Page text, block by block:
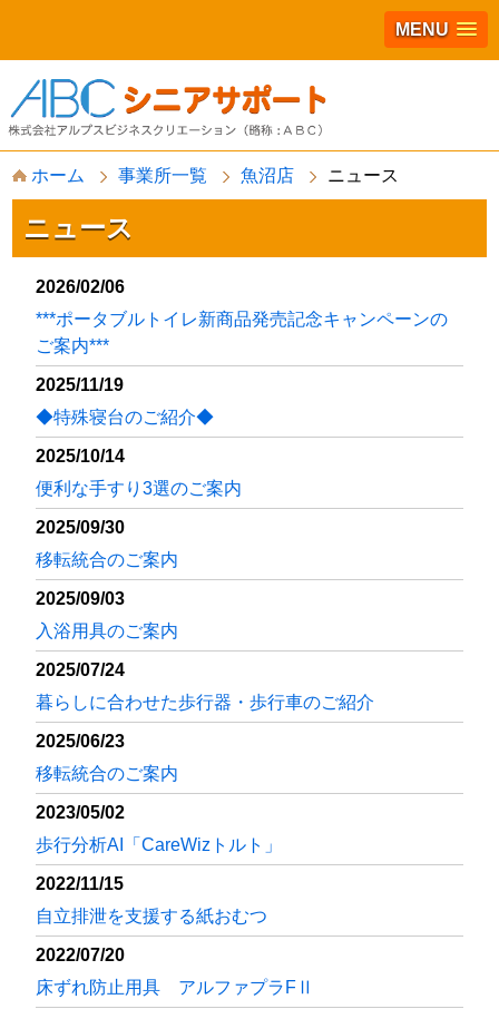
MENU
ホーム 事業所一覧 魚沼店 ニュース
ニュース
2026/02/06
***ポータブルトイレ新商品発売記念キャンペーンの
ご案内***
2025/11/19
◆特殊寝台のご紹介◆
2025/10/14
便利な手すり3選のご案内
2025/09/30
移転統合のご案内
2025/09/03
入浴用具のご案内
2025/07/24
暮らしに合わせた歩行器・歩行車のご紹介
2025/06/23
移転統合のご案内
2023/05/02
歩行分析AI「CareWizトルト」
2022/11/15
自立排泄を支援する紙おむつ
2022/07/20
床ずれ防止用具 アルファプラFⅡ